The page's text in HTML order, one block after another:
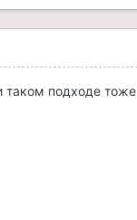
таком подходе тоже